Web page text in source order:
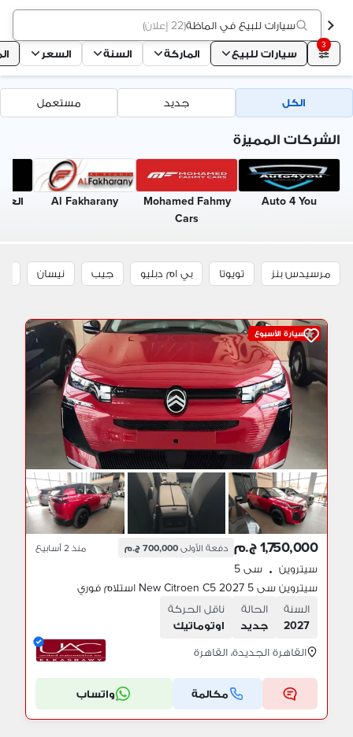
سيارات للبيع في الماظة(22 إعلان )
3
سيارات للبيع الماركة السنة السعر
الكل جديد مستعمل
الشركات المميزة
Auto 4 You
Mohamed Fahmy
Cars
Al Fakharany
مرسيدس بنز تويوتا بي ام دبليو جيب نيسان
سيارة الأسبوع
1,750,000 ج.م دفعة الأولى 700,000 ج.م منذ 2 أسابيع
سيتروين • سى 5
سيتروين سى 5 2027 New Citroen C5 استلام فوري
السنة
2027
الحالة
جديد
ناقل الحركة
اوتوماتيك
القاهرة الجديدة، القاهرة
مكالمة واتساب